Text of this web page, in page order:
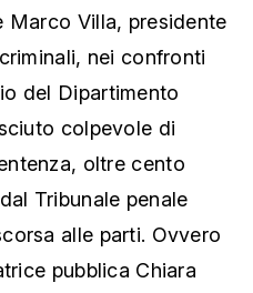
Marco Villa, presidente
nei confronti
del Dipartimento
colpevole di
oltre cento
Tribunale penale
alle parti. Ovvero
pubblica Chiara